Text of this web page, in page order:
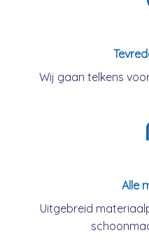
Wij gaan telkens
Alle
Uitgebreid